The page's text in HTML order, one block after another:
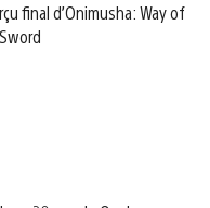
final d’Onimusha: Way of